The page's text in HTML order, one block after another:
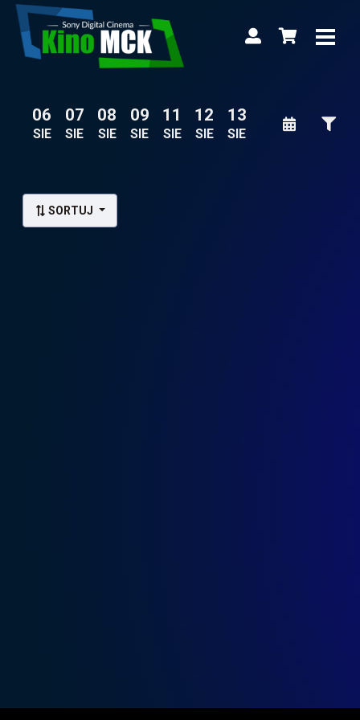
06
SIE
07
SIE
08
SIE
09
SIE
11
SIE
12
SIE
13
SIE
Lista wydarzeń:
SORTUJ